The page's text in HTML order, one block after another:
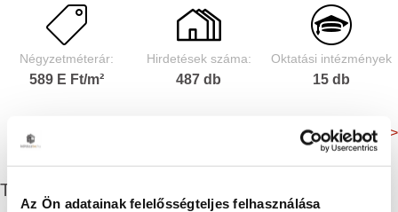
Az Ön adatainak felelősségteljes felhasználása
Négyzetméterár:
589 E Ft/m²
Hirdetések száma:
487 db
Oktatási intézmények
15 db
Még több adat >
További eladó ingatlanok